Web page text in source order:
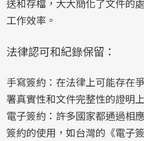
送和存檔，大大簡化了文件的
工作效率。
法律認可和紀錄保留：
手寫簽約：在法律上可能存在
署真實性和文件完整性的證明
電子簽約：許多國家都通過相
簽約的使用，如台灣的《電子